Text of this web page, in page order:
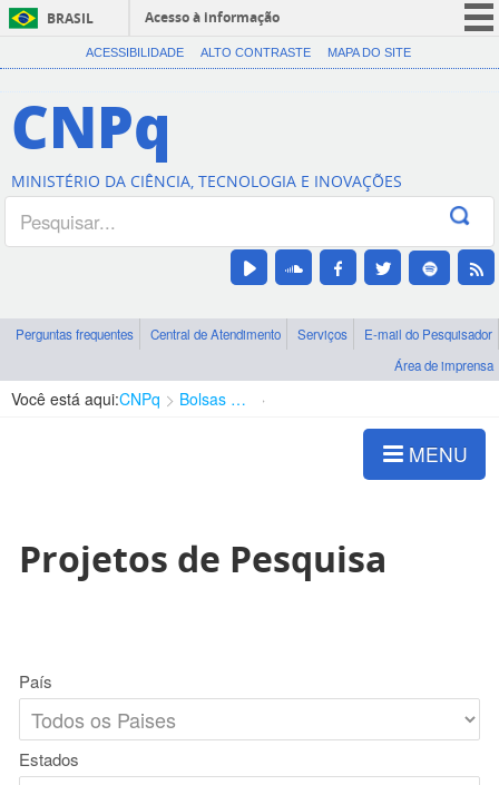
BRASIL
Acesso à informação
CORONAVÍRUS (COVID-19)
Canais
ACESSIBILIDADE ALTO CONTRASTE MAPA DO SITE
CNPq
MINISTÉRIO DA CIÊNCIA, TECNOLOGIA E INOVAÇÕES
Perguntas frequentes Central de Atendimento Serviços
E-mail do Pesquisador
Área de imprensa
Você está aqui:CNPq Bolsas e Auxílios Vigentes
MENU
Projetos de Pesquisa
País
Estados